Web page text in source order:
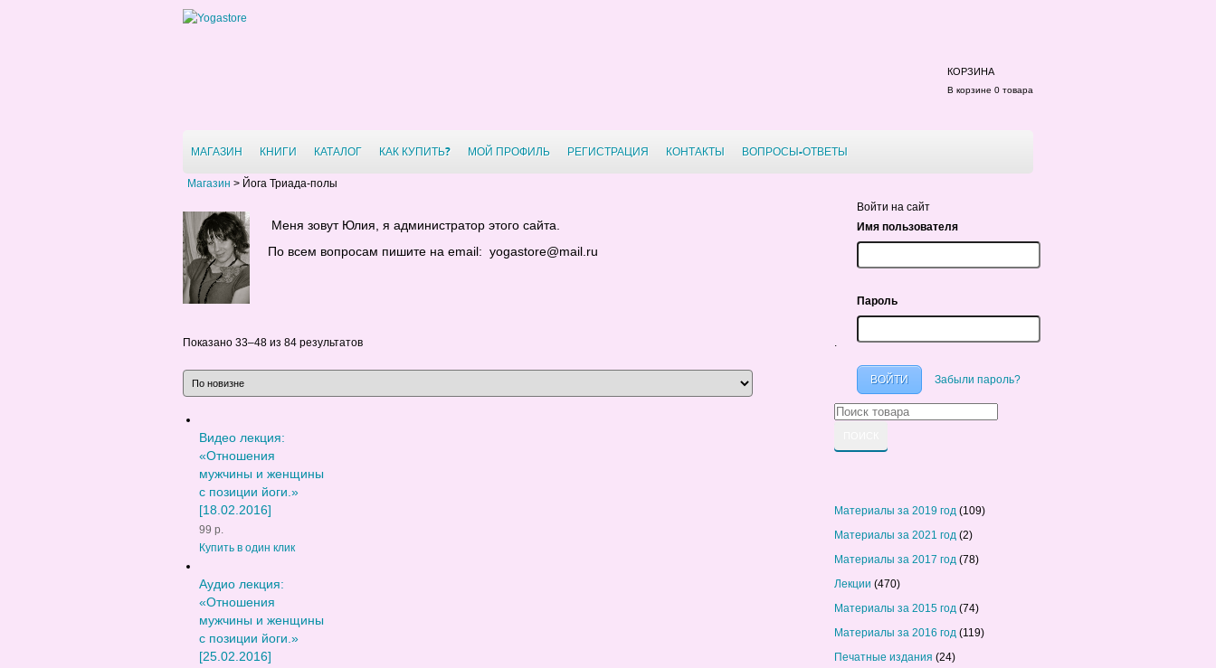
КОРЗИНА
В корзине 0 товара
МАГАЗИН КНИГИ КАТАЛОГ КАК КУПИТЬ? МОЙ ПРОФИЛЬ РЕГИСТРАЦИЯ КОНТАКТЫ ВОПРОСЫ-ОТВЕТЫ
Магазин > Йога Триада-полы
Войти на сайт
Имя пользователя
Пароль
Забыли пароль?
Меня зовут Юлия, я администратор этого сайта.
По всем вопросам пишите на email: yogastore@mail.ru
Показано 33–48 из 84 результатов
Видео лекция:
«Отношения
мужчины и женщины
с позиции йоги.»
[18.02.2016]
99 р.
Купить в один клик
Аудио лекция:
«Отношения
мужчины и женщины
с позиции йоги.»
[25.02.2016]
.
Материалы за 2019 год (109)
Материалы за 2021 год (2)
Материалы за 2017 год (78)
Лекции (470)
Материалы за 2015 год (74)
Материалы за 2016 год (119)
Печатные издания (24)